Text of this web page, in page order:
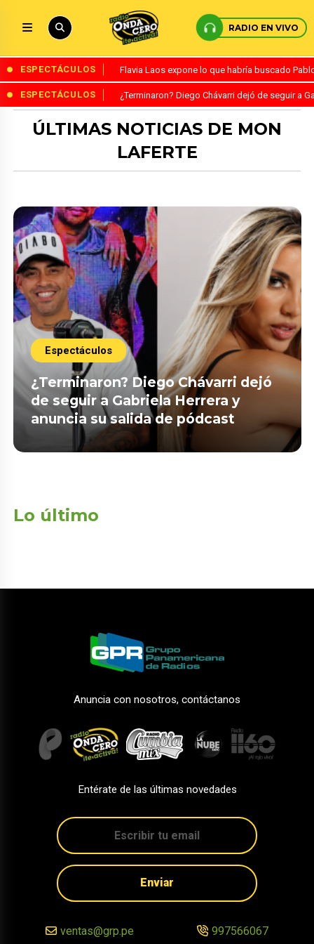
RADIO EN VIVO
ESPECTÁCULOS Flavia Laos expone lo que habría buscado
ESPECTÁCULOS ¿Terminaron? Diego Chávarri dejó de seguir a
ÚLTIMAS NOTICIAS DE MON
LAFERTE
Espectáculos
¿Terminaron? Diego Chávarri dejó
de seguir a Gabriela Herrera y
anuncia su salida de pódcast
Lo último
Anuncia con nosotros, contáctanos
Entérate de las últimas novedades
Enviar
ventas@grp.pe 997566067